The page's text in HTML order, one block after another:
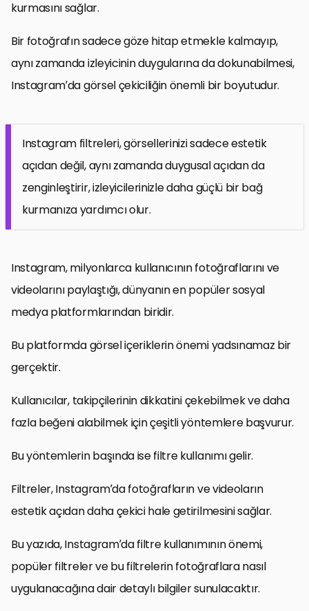
kurmasını sağlar.
Bir fotoğrafın sadece göze hitap etmekle kalmayıp,
aynı zamanda izleyicinin duygularına da dokunabilmesi,
Instagram’da görsel çekiciliğin önemli bir boyutudur.
Instagram filtreleri, görsellerinizi sadece estetik
açıdan değil, aynı zamanda duygusal açıdan da
zenginleştirir, izleyicilerinizle daha güçlü bir bağ
kurmanıza yardımcı olur.
Instagram, milyonlarca kullanıcının fotoğraflarını ve
videolarını paylaştığı, dünyanın en popüler sosyal
medya platformlarından biridir.
Bu platformda görsel içeriklerin önemi yadsınamaz bir
gerçektir.
Kullanıcılar, takipçilerinin dikkatini çekebilmek ve daha
fazla beğeni alabilmek için çeşitli yöntemlere başvurur.
Bu yöntemlerin başında ise filtre kullanımı gelir.
Filtreler, Instagram’da fotoğrafların ve videoların
estetik açıdan daha çekici hale getirilmesini sağlar.
Bu yazıda, Instagram’da filtre kullanımının önemi,
popüler filtreler ve bu filtrelerin fotoğraflara nasıl
uygulanacağına dair detaylı bilgiler sunulacaktır.